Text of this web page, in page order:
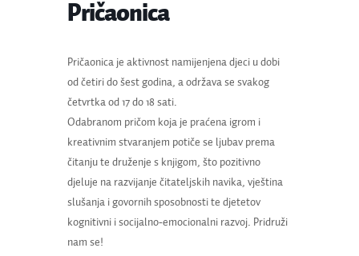
Pričaonica
Pričaonica je aktivnost namijenjena djeci u dobi
od četiri do šest godina, a održava se svakog
četvrtka od 17 do 18 sati.
Odabranom pričom koja je praćena igrom i
kreativnim stvaranjem potiče se ljubav prema
čitanju te druženje s knjigom, što pozitivno
djeluje na razvijanje čitateljskih navika, vještina
slušanja i govornih sposobnosti te djetetov
kognitivni i socijalno-emocionalni razvoj. Pridruži
nam se!